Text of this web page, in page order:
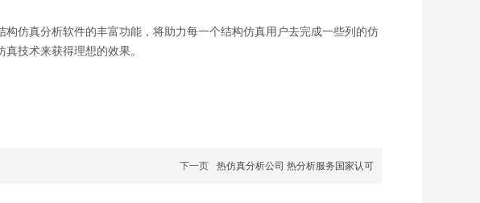
仿真分析软件的丰富功能，将助力每一个结构仿真用户去完成一些列的仿
技术来获得理想的效果。
下一页 热仿真分析公司 热分析服务国家认可